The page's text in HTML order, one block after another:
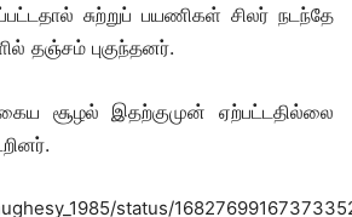
சுற்றுப் பயணிகள் சிலர் நடந்தே
தஞ்சம் புகுந்தனர்.
சூழல் இதற்குமுன் ஏற்பட்டதில்லை
status/